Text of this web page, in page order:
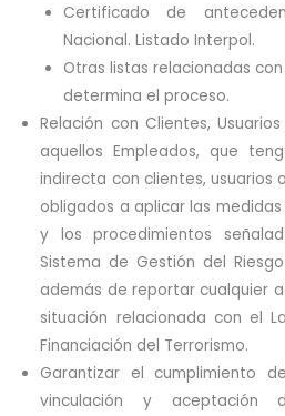
Certificado de
Nacional. Listado Interpol.
Otras listas relacionadas con
determina el proceso.
Relación con Clientes,
aquellos Empleados, que
indirecta con clientes, usuarios
obligados a aplicar las
y los procedimientos
Sistema de Gestión del Riesgo
además de reportar cualquier
situación relacionada con el
Financiación del Terrorismo.
Garantizar el cumplimiento
vinculación y aceptación